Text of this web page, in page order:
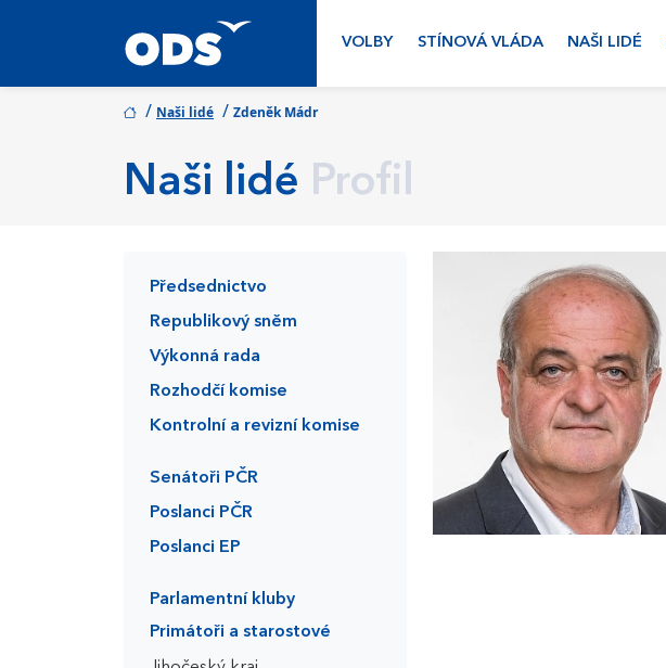
VOLBY STÍNOVÁ VLÁDA NAŠI LIDÉ
/ Naši lidé / Zdeněk Mádr
Naši lidé Profil
Předsednictvo
Republikový sněm
Výkonná rada
Rozhodčí komise
Kontrolní a revizní komise
Senátoři PČR
Poslanci PČR
Poslanci EP
Parlamentní kluby
Primátoři a starostové